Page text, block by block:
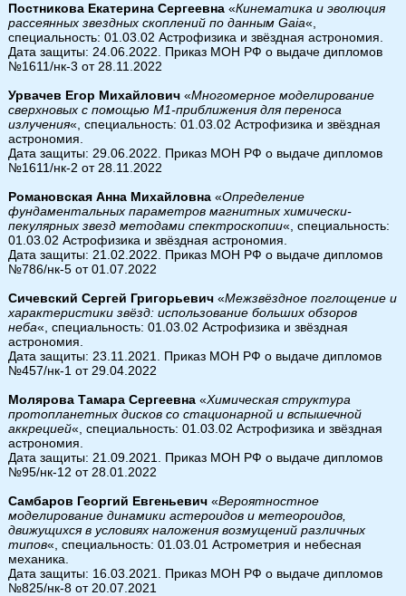
Постникова Екатерина Сергеевна «Кинематика и эволюция
рассеянных звездных скоплений по данным Gaia«,
специальность: 01.03.02 Астрофизика и звёздная астрономия.
Дата защиты: 24.06.2022. Приказ МОН РФ о выдаче дипломов
№1611/нк-3 от 28.11.2022
Урвачев Егор Михайлович «Многомерное моделирование
сверхновых с помощью М1-приближения для переноса
излучения«, специальность: 01.03.02 Астрофизика и звёздная
астрономия.
Дата защиты: 29.06.2022. Приказ МОН РФ о выдаче дипломов
№1611/нк-2 от 28.11.2022
Романовская Анна Михайловна «Определение
фундаментальных параметров магнитных химически-
пекулярных звезд методами спектроскопии«, специальность:
01.03.02 Астрофизика и звёздная астрономия.
Дата защиты: 21.02.2022. Приказ МОН РФ о выдаче дипломов
№786/нк-5 от 01.07.2022
Сичевский Сергей Григорьевич «Межзвёздное поглощение и
характеристики звёзд: использование больших обзоров
неба«, специальность: 01.03.02 Астрофизика и звёздная
астрономия.
Дата защиты: 23.11.2021. Приказ МОН РФ о выдаче дипломов
№457/нк-1 от 29.04.2022
Молярова Тамара Сергеевна «Химическая структура
протопланетных дисков со стационарной и вспышечной
аккрецией«, специальность: 01.03.02 Астрофизика и звёздная
астрономия.
Дата защиты: 21.09.2021. Приказ МОН РФ о выдаче дипломов
№95/нк-12 от 28.01.2022
Самбаров Георгий Евгеньевич «Вероятностное
моделирование динамики астероидов и метеороидов,
движущихся в условиях наложения возмущений различных
типов«, специальность: 01.03.01 Астрометрия и небесная
механика.
Дата защиты: 16.03.2021. Приказ МОН РФ о выдаче дипломов
№825/нк-8 от 20.07.2021